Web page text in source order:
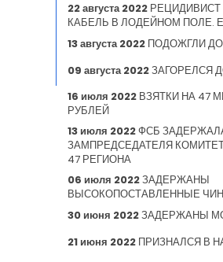
22 августа 2022 РЕЦИДИВИСТ
КАБЕЛЬ В ЛОДЕЙНОМ ПОЛЕ.
13 августа 2022 ПОДОЖГЛИ
09 августа 2022ЗАГОРЕЛСЯ
16 июля 2022 ВЗЯТКИ НА 47
РУБЛЕЙ
13 июля 2022ФСБ
ЗАМПРЕДСЕДАТЕЛЯ
47 РЕГИОНА
06 июля 2022ЗАДЕРЖАНЫ
ВЫСОКОПОСТАВЛЕННЫЕ
30 июня 2022ЗАДЕРЖАНЫ
21 июня 2022 ПРИЗНАЛСЯ В